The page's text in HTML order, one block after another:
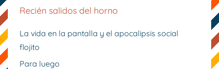
Recién salidos del horno
La vida en la pantalla y el apocalipsis social
flojito
Para luego